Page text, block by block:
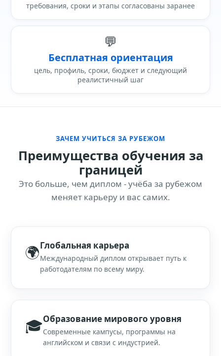
требования, сроки и этапы согласованы заранее
💬
Бесплатная ориентация
цель, профиль, сроки, бюджет и следующий
реалистичный шаг
ЗАЧЕМ УЧИТЬСЯ ЗА РУБЕЖОМ
Преимущества обучения за
границей
Это больше, чем диплом - учёба за рубежом
меняет карьеру и вас самих.
🌍Глобальная карьера
Международный диплом открывает путь к
работодателям по всему миру.
🎓Образование мирового уровня
Современные кампусы, программы на
английском и связи с индустрией.